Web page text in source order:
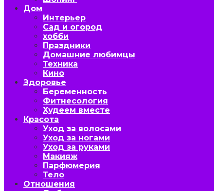
Дом
Интерьер
Сад и огород
хобби
Праздники
Домашние любимцы
Техника
Кино
Здоровье
Беременность
Фитнесология
Худеем вместе
Красота
Уход за волосами
Уход за ногами
Уход за руками
Макияж
Парфюмерия
Тело
Отношения